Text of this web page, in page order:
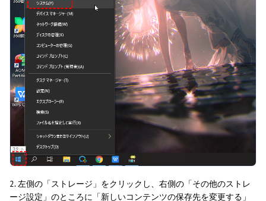
2. 左側の「ストレージ」をクリックし、右側の「その他のストレ
ージ設定」のところに「新しいコンテンツの保存先を変更する」